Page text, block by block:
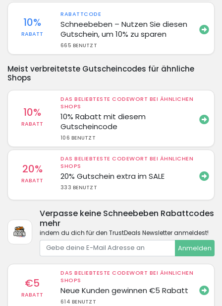
10%
RABATT
RABATTCODE
Schneebeben – Nutzen Sie diesen
Gutschein, um 10% zu sparen
665 BENUTZT
Meist verbreitetste Gutscheincodes für ähnliche
Shops
10%
RABATT
DAS BELIEBTESTE CODEWORT BEI ÄHNLICHEN
SHOPS
10% Rabatt mit diesem
Gutscheincode
106 BENUTZT
20%
RABATT
DAS BELIEBTESTE CODEWORT BEI ÄHNLICHEN
SHOPS
20% Gutschein extra im SALE
333 BENUTZT
Verpasse keine Schneebeben Rabattcodes
mehr
indem du dich für den TrustDeals Newsletter anmeldest!
Anmelden
€5
RABATT
DAS BELIEBTESTE CODEWORT BEI ÄHNLICHEN
SHOPS
Neue Kunden gewinnen €5 Rabatt
614 BENUTZT